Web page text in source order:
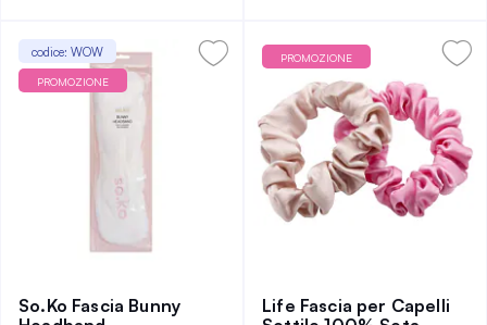
codice: WOW
PROMOZIONE
So.Ko Fascia Bunny
PROMOZIONE
Life Fascia per Capelli